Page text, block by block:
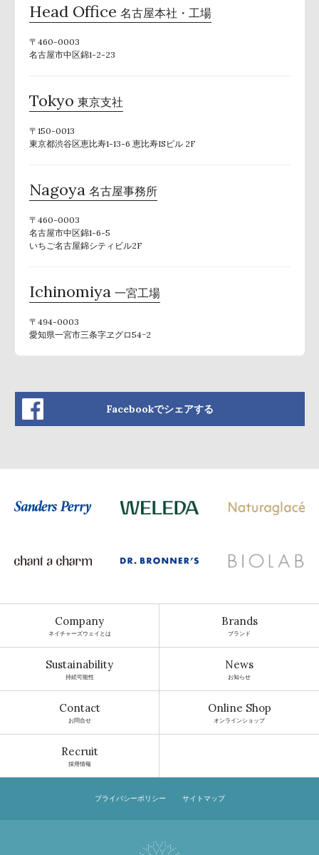
Head Office 名古屋本社・工場
〒460-0003
名古屋市中区錦1-2-23
Tokyo 東京支社
〒150-0013
東京都渋谷区恵比寿1-13-6 恵比寿ISビル 2F
Nagoya 名古屋事務所
〒460-0003
名古屋市中区錦1-6-5
いちご名古屋錦シティビル2F
Ichinomiya 一宮工場
〒494-0003
愛知県一宮市三条字ヱグロ54−2
Facebookでシェアする
Company
ネイチャーズウェイとは
Brands
ブランド
Sustainability
持続可能性
News
お知らせ
Contact
お問合せ
Online Shop
オンラインショップ
Recruit
採用情報
プライバシーポリシー サイトマップ